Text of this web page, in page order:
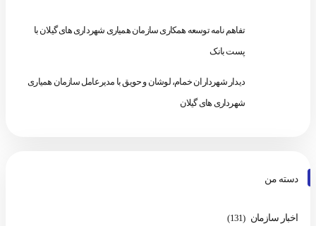
تفاهم نامه توسعه همکاری سازمان همیاری شهرداری های گیلان با
پست بانک
دیدار شهرداران خمام، لوشان و حویق با مدیرعامل سازمان همیاری
شهرداری های گیلان
دسته من
اخبار سازمان (131)